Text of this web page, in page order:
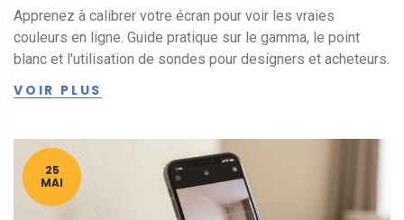
Apprenez à calibrer votre écran pour voir les vraies
couleurs en ligne. Guide pratique sur le gamma, le point
blanc et l'utilisation de sondes pour designers et acheteurs.
VOIR PLUS
25
MAI